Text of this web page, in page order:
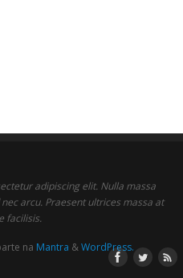
adipiscing elit. Nulla massa
arcu. Praesent ultrices massa at
facilisis.
na Mantra &WordPress.